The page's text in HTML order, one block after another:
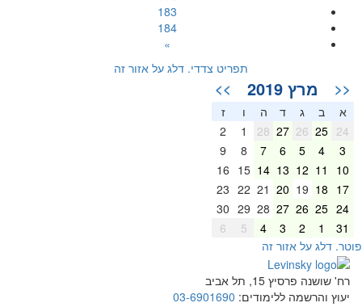
183
184
»
תפריט צדדי. דלג על אזור זה
<< מרץ 2019 >>
א ב ג ד ה
ז
24
25
26
27
28
2
3
4
5
6
7
8
9
10
11
12
13
14
15
16
17
18
19
20
21
22
23
24
25
26
27
28
29
30
31
2
3
4
5
6
דלג על אזור זה
רח' שושנה פרסיץ 15, תל אביב
יעוץ והרשמה ללימודים: 03-6901690